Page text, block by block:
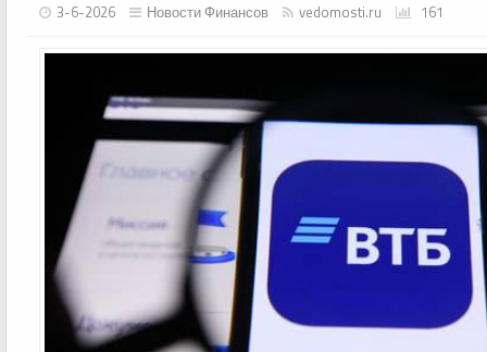
3-6-2026 Новости Финансов vedomosti.ru 161